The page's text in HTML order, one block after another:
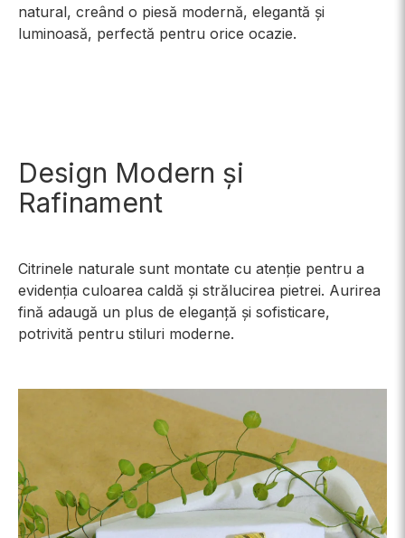
natural, creând o piesă modernă, elegantă și
luminoasă, perfectă pentru orice ocazie.
Design Modern și
Rafinament
Citrinele naturale sunt montate cu atenție pentru a
evidenția culoarea caldă și strălucirea pietrei. Aurirea
fină adaugă un plus de eleganță și sofisticare,
potrivită pentru stiluri moderne.